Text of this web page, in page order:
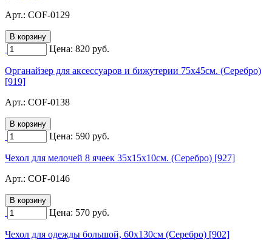
Арт.: COF-0129
Цена: 820 руб.
Органайзер для аксессуаров и бижутерии 75х45см. (Серебро)
[919]
Арт.: COF-0138
Цена: 590 руб.
Чехол для мелочей 8 ячеек 35х15х10см. (Серебро) [927]
Арт.: COF-0146
Цена: 570 руб.
Чехол для одежды большой, 60х130см (Серебро) [902]